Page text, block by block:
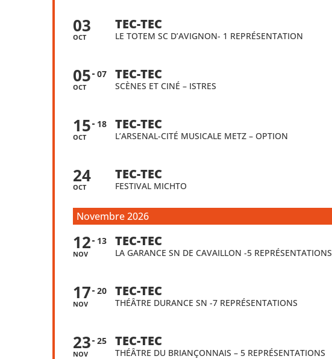
03
OCT
TEC-TEC
LE TOTEM SC D’AVIGNON- 1 REPRÉSENTATION
05
OCT
07 TEC-TEC
SCÈNES ET CINÉ – ISTRES
15
OCT
18 TEC-TEC
L’ARSENAL-CITÉ MUSICALE METZ – OPTION
24
OCT
TEC-TEC
FESTIVAL MICHTO
Novembre 2026
12
NOV
13 TEC-TEC
LA GARANCE SN DE CAVAILLON -5 REPRÉSENTATIONS
17
NOV
20 TEC-TEC
THÉÂTRE DURANCE SN -7 REPRÉSENTATIONS
23
NOV
25 TEC-TEC
THÉÂTRE DU BRIANÇONNAIS – 5 REPRÉSENTATIONS